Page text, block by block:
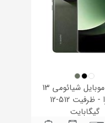
گوشی موبایل شیائومی 13
اولترا - ظرفیت 512-12
گیگابایت